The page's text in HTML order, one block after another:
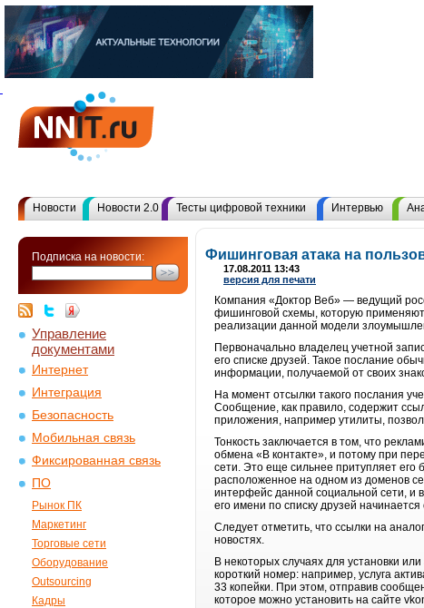
Новости Новости 2.0 Тесты цифровой техники Интервью
Подписка на новости:
Управление
документами
Интернет
Интеграция
Безопасность
Мобильная связь
Фиксированная связь
ПО
Рынок ПК
Маркетинг
Торговые сети
Оборудование
Outsourcing
Кадры
Фишинговая атака на
17.08.2011 13:43
версия для печати
Компания «Доктор Веб» — ведущий
фишинговой схемы, которую
реализации данной модели
Первоначально владелец учетной
его списке друзей. Такое послание
информации, получаемой от своих
На момент отсылки такого послания
Сообщение, как правило, содержит
приложения, например утилиты,
Тонкость заключается в том, что
обмена «В контакте», и потому при
сети. Это еще сильнее притупляет его
расположенное на одном из доменов
интерфейс данной социальной сети, и
его имени по списку друзей
Следует отметить, что ссылки на
новостях.
В некоторых случаях для установки
короткий номер: например, услуга
33 копейки. При этом, отправив
которое можно установить на сайте